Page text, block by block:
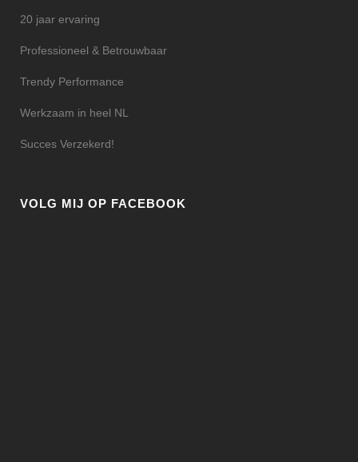
20 jaar ervaring
Professioneel & Betrouwbaar
Trendy Performance
Werkzaam in heel NL
Succes Verzekerd!
VOLG MIJ OP FACEBOOK